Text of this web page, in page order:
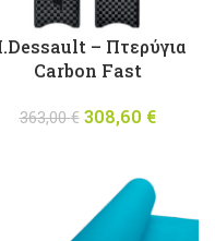
– Πτερύγια
Carbon Fast
363,00€
Original
308,60 €